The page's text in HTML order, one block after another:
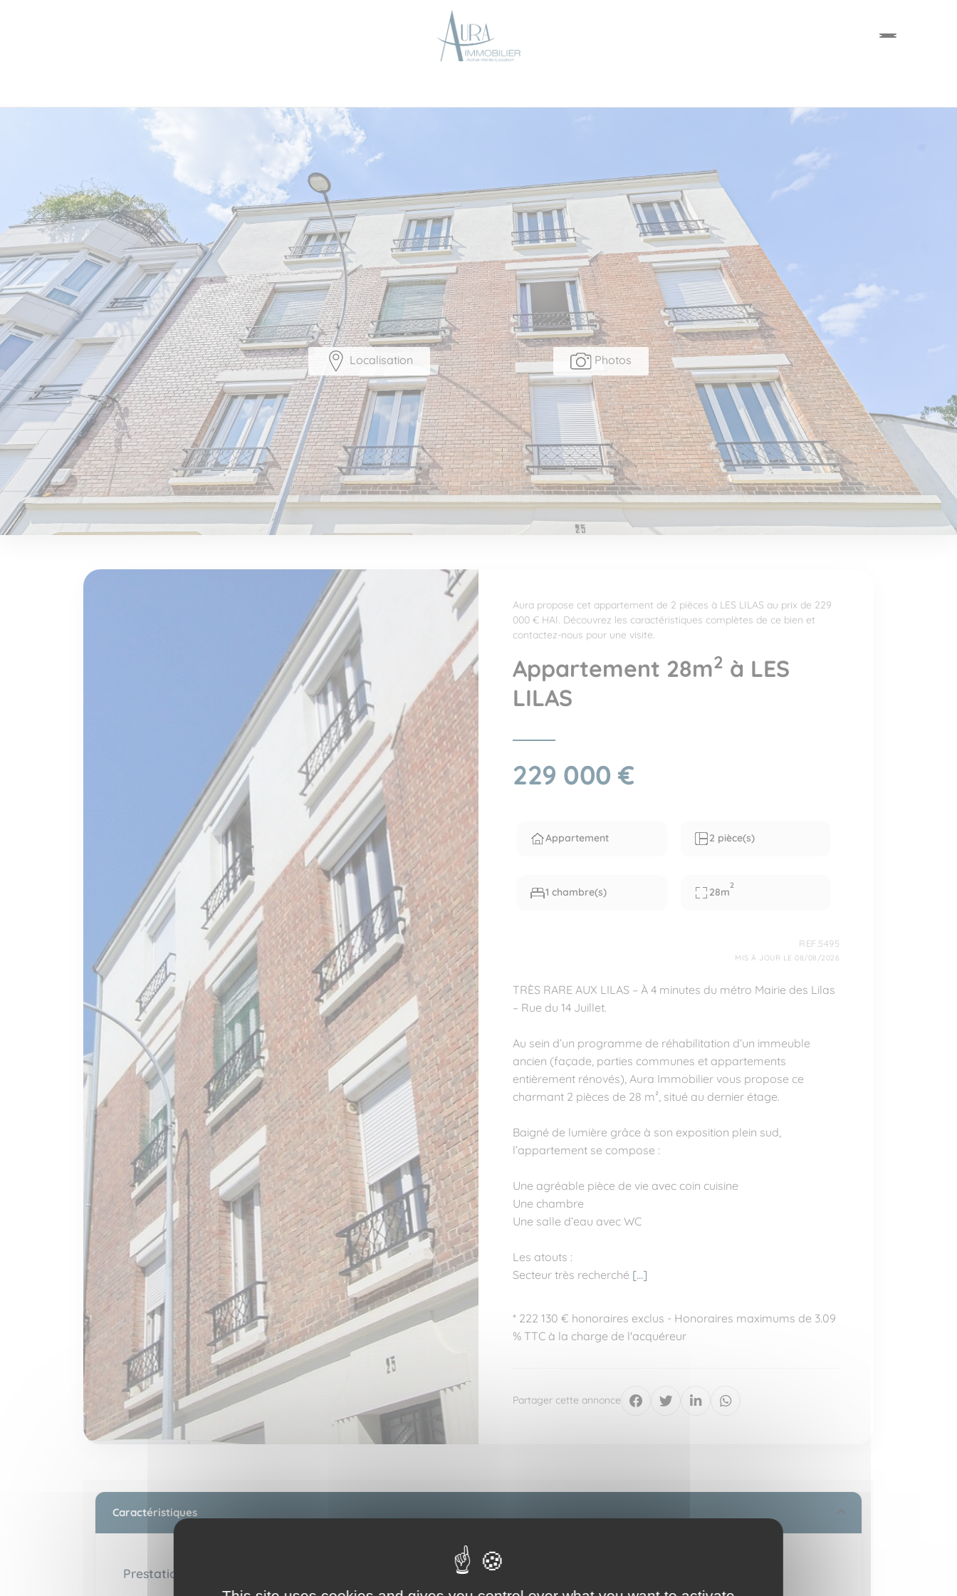
Photos
Localisation
Aura propose cet appartement de 2 pièces à LES LILAS au prix de 229
000 € HAI. Découvrez les caractéristiques complètes de ce bien et
contactez-nous pour une visite.
Appartement 28m2 à LES
LILAS
229 000 €
Appartement 2 pièce(s)
1 chambre(s) 28m
2
REF.5495
MIS À JOUR LE 08/08/2026
TRÈS RARE AUX LILAS – À 4 minutes du métro Mairie des Lilas
– Rue du 14 Juillet.
Au sein d’un programme de réhabilitation d’un immeuble
ancien (façade, parties communes et appartements
entièrement rénovés), Aura Immobilier vous propose ce
charmant 2 pièces de 28 m², situé au dernier étage.
Baigné de lumière grâce à son exposition plein sud,
l’appartement se compose :
Une agréable pièce de vie avec coin cuisine
Une chambre
Une salle d’eau avec WC
Les atouts :
Secteur très recherché [...]
* 222 130 € honoraires exclus - Honoraires maximums de 3.09
% TTC à la charge de l'acquéreur
Partager cette annonce
Caractéristiques
Prestations intérieures Informations sur le lot